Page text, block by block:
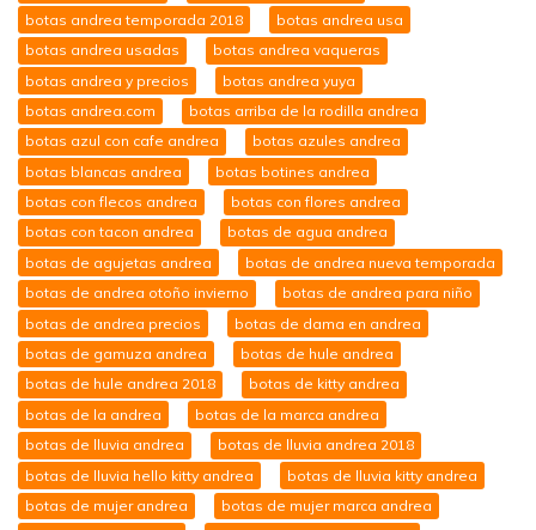
botas andrea temporada 2018
botas andrea usa
botas andrea usadas
botas andrea vaqueras
botas andrea y precios
botas andrea yuya
botas andrea.com
botas arriba de la rodilla andrea
botas azul con cafe andrea
botas azules andrea
botas blancas andrea
botas botines andrea
botas con flecos andrea
botas con flores andrea
botas con tacon andrea
botas de agua andrea
botas de agujetas andrea
botas de andrea nueva temporada
botas de andrea otoño invierno
botas de andrea para niño
botas de andrea precios
botas de dama en andrea
botas de gamuza andrea
botas de hule andrea
botas de hule andrea 2018
botas de kitty andrea
botas de la andrea
botas de la marca andrea
botas de lluvia andrea
botas de lluvia andrea 2018
botas de lluvia hello kitty andrea
botas de lluvia kitty andrea
botas de mujer andrea
botas de mujer marca andrea